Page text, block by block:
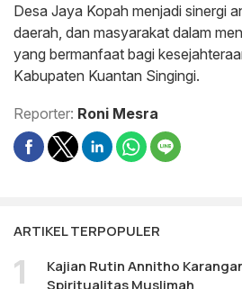
Desa Jaya Kopah menjadi sinergi
daerah, dan masyarakat dalam
yang bermanfaat bagi
Kabupaten Kuantan Singingi.
Reporter: Roni Mesra
ARTIKEL TERPOPULER
Kajian Rutin Annitho